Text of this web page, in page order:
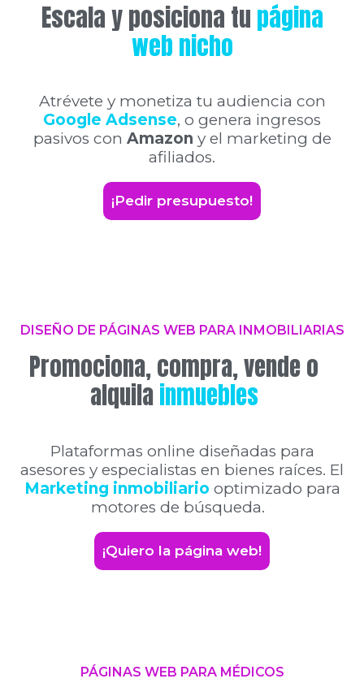
Escala y posiciona tu página
web nicho
Atrévete y monetiza tu audiencia con
Google Adsense, o genera ingresos
pasivos con Amazon y el marketing de
afiliados.
¡Pedir presupuesto!
DISEÑO DE PÁGINAS WEB PARA INMOBILIARIAS
Promociona, compra, vende o
alquilainmuebles
Plataformas online diseñadas para
asesores y especialistas en bienes raíces. El
Marketing inmobiliario optimizado para
motores de búsqueda.
¡Quiero la página web!
PÁGINAS WEB PARA MÉDICOS